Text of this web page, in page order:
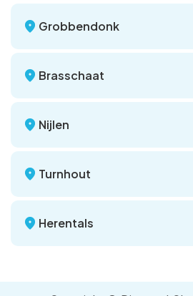
Grobbendonk
Brasschaat
Nijlen
Turnhout
Herentals